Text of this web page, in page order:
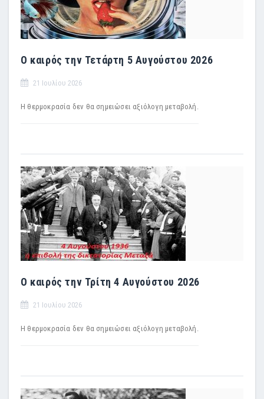
Ο καιρός την Τετάρτη 5 Αυγούστου 2026
21 Ιουλίου 2026
Η θερμοκρασία δεν θα σημειώσει αξιόλογη μεταβολή.
Ο καιρός την Τρίτη 4 Αυγούστου 2026
21 Ιουλίου 2026
Η θερμοκρασία δεν θα σημειώσει αξιόλογη μεταβολή.